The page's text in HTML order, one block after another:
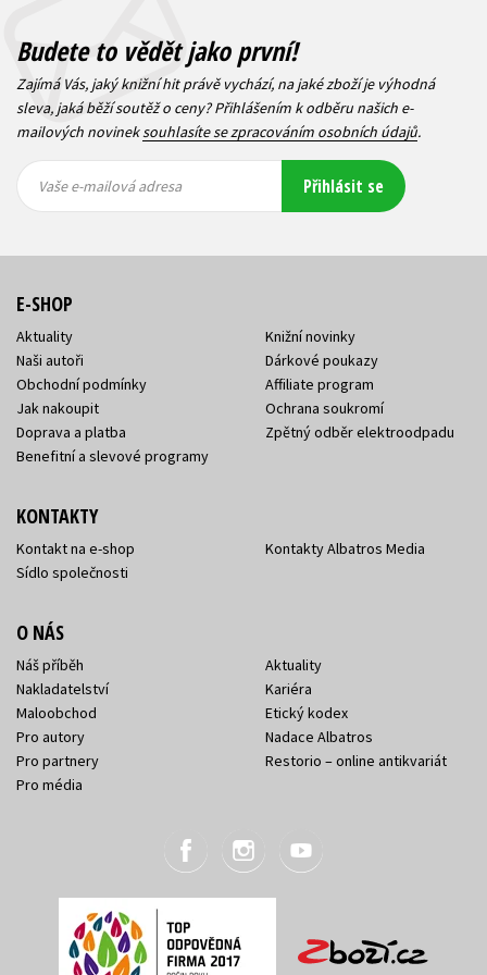
Budete to vědět jako první!
Zajímá Vás, jaký knižní hit právě vychází, na jaké zboží je výhodná
sleva, jaká běží soutěž o ceny? Přihlášením k odběru našich e-
mailových novineksouhlasíte se zpracováním osobních údajů.
mailová
mailová
Vaše e-mailová adresa Přihlásit se
E-SHOP
Aktuality
Naši autoři
Obchodní podmínky
Jak nakoupit
Doprava a platba
Benefitní a slevové programy
Knižní novinky
Dárkové poukazy
Affiliate program
Ochrana soukromí
Zpětný odběr elektroodpadu
KONTAKTY
Kontakt na e-shop
Sídlo společnosti
Kontakty Albatros Media
O NÁS
Náš příběh
Nakladatelství
Maloobchod
Pro autory
Pro partnery
Pro média
Aktuality
Kariéra
Etický kodex
Nadace Albatros
Restorio – online antikvariát